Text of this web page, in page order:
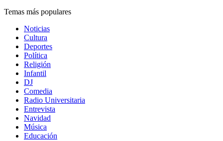
Temas más populares
Noticias
Cultura
Deportes
Política
Religión
Infantil
DJ
Comedia
Radio Universitaria
Entrevista
Navidad
Música
Educación